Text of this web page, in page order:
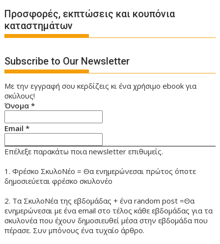
Προσφορές, εκπτώσεις και κουπόνια
καταστημάτων
Subscribe to Our Newsletter
Με την εγγραφή σου κερδίζεις κι ένα χρήσιμο ebook για
σκύλους!
Όνομα*
Email*
Επέλεξε παρακάτω ποια newsletter επιθυμείς.
1. Φρέσκο ΣκυλοΝέο = Θα ενημερώνεσαι πρώτος όποτε
δημοσιεύεται φρέσκο σκυλονέο
2. Τα ΣκυλοΝέα της εβδομάδας + ένα random post =Θα
ενημερώνεσαι με ένα email στο τέλος κάθε εβδομάδας για τα
σκυλονέα που έχουν δημοσιευθεί μέσα στην εβδομάδα που
πέρασε. Συν μπόνους ένα τυχαίο άρθρο.